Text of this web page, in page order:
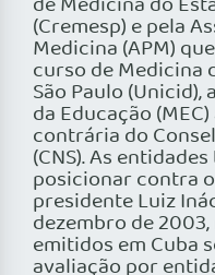
(Cremesp) e pela
Medicina (APM)
curso de Medicina
São Paulo
da Educação
contrária do
(CNS). As
posicionar contra
presidente Luiz
dezembro de
emitidos em Cuba
avaliação por